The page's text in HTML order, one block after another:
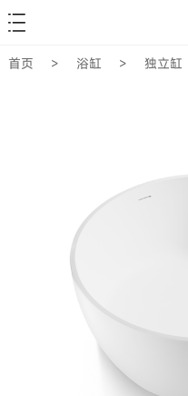
首页 > 浴缸 > 独立缸